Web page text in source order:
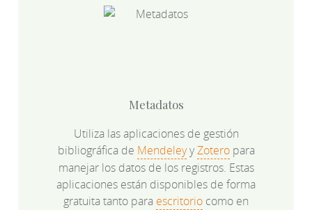
Metadatos
Utiliza las aplicaciones de gestión
bibliográfica de MendeleyyZoteropara
manejar los datos de los registros. Estas
aplicaciones están disponibles de forma
gratuita tanto para escritorio como en